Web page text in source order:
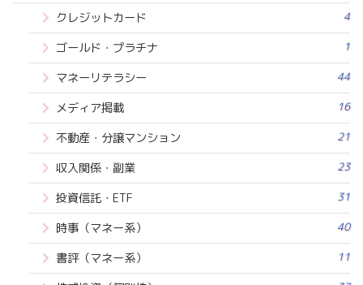
クレジットカード 4
ゴールド・プラチナ 1
マネーリテラシー 44
メディア掲載 16
不動産・分譲マンション 21
収入関係・副業 23
投資信託・ETF 31
時事（マネー系） 40
書評（マネー系） 11